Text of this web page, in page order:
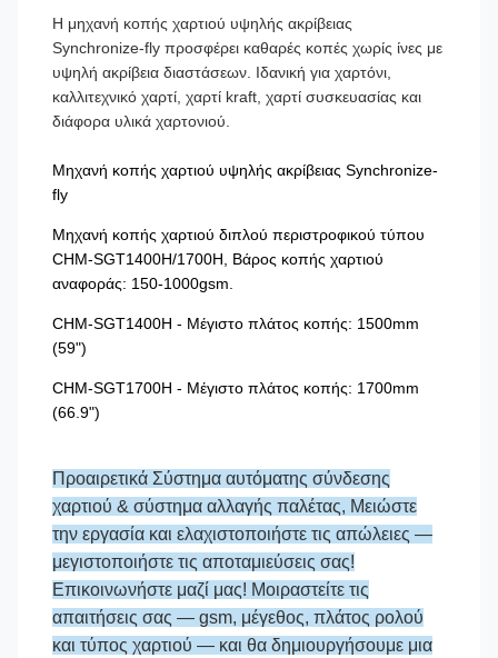
Η μηχανή κοπής χαρτιού υψηλής ακρίβειας
Synchronize-fly προσφέρει καθαρές κοπές χωρίς ίνες με
υψηλή ακρίβεια διαστάσεων. Ιδανική για χαρτόνι,
καλλιτεχνικό χαρτί, χαρτί kraft, χαρτί συσκευασίας και
διάφορα υλικά χαρτονιού.
Μηχανή κοπής χαρτιού υψηλής ακρίβειας Synchronize-
fly
Μηχανή κοπής χαρτιού διπλού περιστροφικού τύπου
CHM-SGT1400H/1700H, Βάρος κοπής χαρτιού
αναφοράς: 150-1000gsm.
CHM-SGT1400H - Μέγιστο πλάτος κοπής: 1500mm
(59")
CHM-SGT1700H - Μέγιστο πλάτος κοπής: 1700mm
(66.9")
Προαιρετικά Σύστημα αυτόματης σύνδεσης
χαρτιού & σύστημα αλλαγής παλέτας, Μειώστε
την εργασία και ελαχιστοποιήστε τις απώλειες —
μεγιστοποιήστε τις αποταμιεύσεις σας!
Επικοινωνήστε μαζί μας! Μοιραστείτε τις
απαιτήσεις σας — gsm, μέγεθος, πλάτος ρολού
και τύπος χαρτιού — και θα δημιουργήσουμε μια